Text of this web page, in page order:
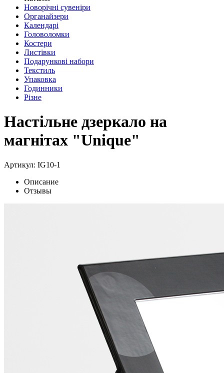
Новорічні сувеніри
Органайзери
Календарі
Головоломки
Костери
Листівки
Подарункові набори
Текстиль
Упаковка
Годинники
Різне
Настільне дзеркало на
магнітах "Unique"
Артикул: IG10-1
Описание
Отзывы